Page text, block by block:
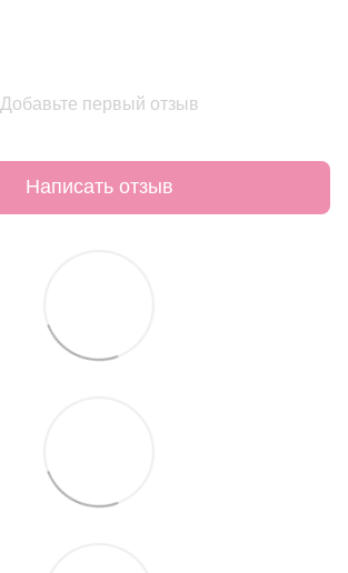
Добавьте первый отзыв
Написать отзыв